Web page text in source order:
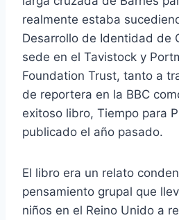
realmente estaba
Desarrollo de Identidad de
sede en el Tavistock y
Foundation Trust, tanto a
de reportera en la BBC
exitoso libro, Tiempo para
publicado el año pasado.
El libro era un relato
pensamiento grupal que
niños en el Reino Unido a